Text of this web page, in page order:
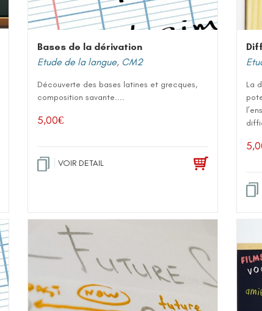
Bases de la dérivation
Etude de la langue, CM2
Découverte des bases latines et grecques,
composition savante....
5,00€
VOIR DETAIL
La